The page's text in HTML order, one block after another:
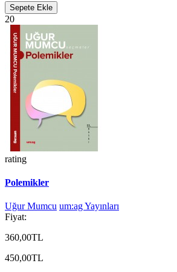
Sepete Ekle
20
rating
Polemikler
Uğur Mumcu um:ag Yayınları
Fiyat:
360,00TL
450,00TL